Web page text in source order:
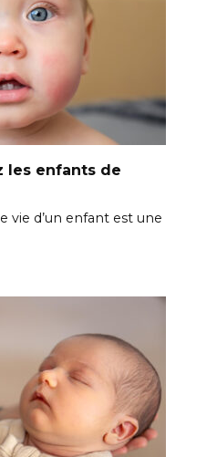
les enfants de
vie d’un enfant est une